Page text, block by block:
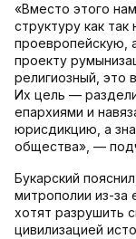
«Вместо этого
структуру как
проевропейскую,
проекту
религиозный, это
Их цель —
епархиями и
юрисдикцию, а
общества», —
Букарский
митрополии из-за
хотят разрушить
цивилизацией